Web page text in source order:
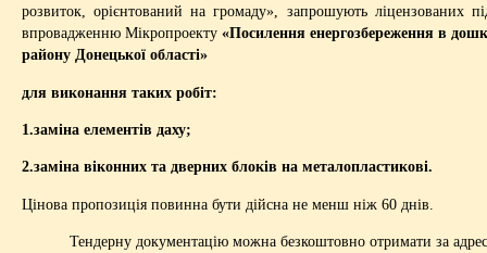
розвиток, орієнтований на громаду», запрошують ліцензованих
впровадженню Мікропроекту«Посилення енергозбереження в
району Донецької області»
для виконання таких робіт:
1.заміна елементів даху;
2.заміна віконних та дверних блоків на металопластикові.
Цінова пропозиція повинна бути дійсна не менш ніж 60 днів.
Тендерну документацію можна безкоштовно отримати за